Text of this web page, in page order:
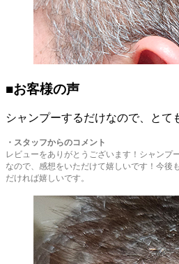
■お客様の声
シャンプーするだけなので、とて
・ スタッフからのコメント
レビューをありがとうございます！シャンプ
なので、感想をいただけて嬉しいです！今後
だければ嬉しいです。